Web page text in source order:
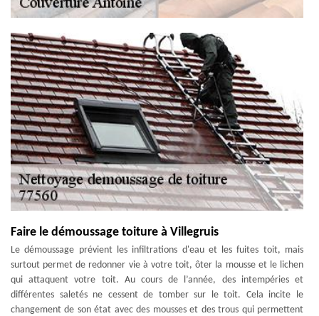
Faire le démoussage toiture à Villegruis
Le démoussage prévient les infiltrations d'eau et les fuites toit, mais
surtout permet de redonner vie à votre toit, ôter la mousse et le lichen
qui attaquent votre toit. Au cours de l’année, des intempéries et
différentes saletés ne cessent de tomber sur le toit. Cela incite le
changement de son état avec des mousses et des trous qui permettent